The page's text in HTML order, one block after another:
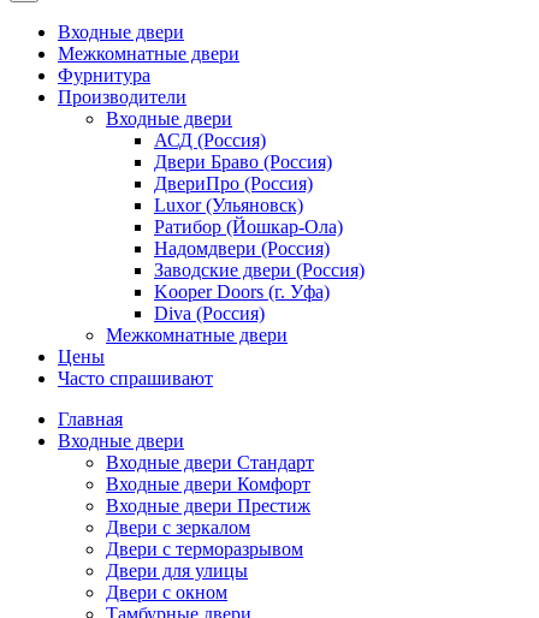
Входные двери
Межкомнатные двери
Фурнитура
Производители
Входные двери
АСД (Россия)
Двери Браво (Россия)
ДвериПро (Россия)
Luxor (Ульяновск)
Ратибор (Йошкар-Ола)
Надомдвери (Россия)
Заводские двери (Россия)
Kooper Doors (г. Уфа)
Diva (Россия)
Межкомнатные двери
Цены
Часто спрашивают
Главная
Входные двери
Входные двери Стандарт
Входные двери Комфорт
Входные двери Престиж
Двери с зеркалом
Двери с терморазрывом
Двери для улицы
Двери с окном
Тамбурные двери